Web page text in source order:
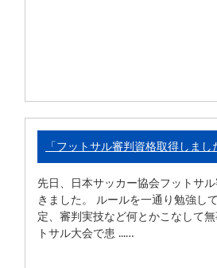
「フットサル審判資格取得しまし
先日、日本サッカー協会フットサ
きました。 ルールを一通り勉強し
定、審判実技など何とかこなして
トサル大会で患 ...…